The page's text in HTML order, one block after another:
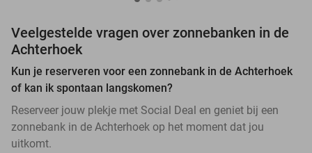
Veelgestelde vragen over zonnebanken in de
Achterhoek
Kun je reserveren voor een zonnebank in de Achterhoek
of kan ik spontaan langskomen?
Reserveer jouw plekje met Social Deal en geniet bij een
zonnebank in de Achterhoek op het moment dat jou
uitkomt.